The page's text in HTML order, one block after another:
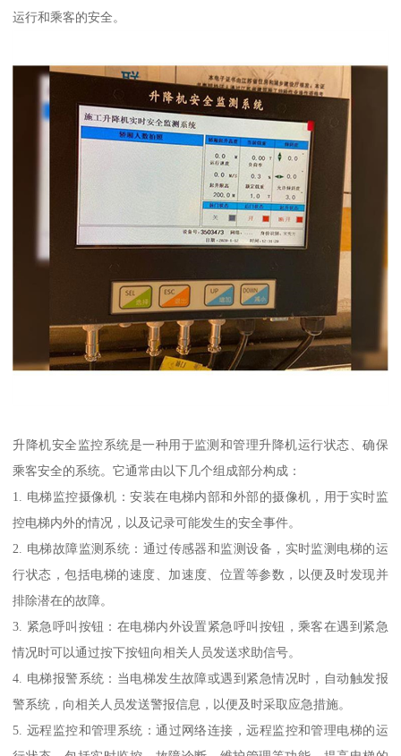
运行和乘客的安全。
升降机安全监控系统是一种用于监测和管理升降机运行状态、确保
乘客安全的系统。它通常由以下几个组成部分构成：
1. 电梯监控摄像机：安装在电梯内部和外部的摄像机，用于实时监
控电梯内外的情况，以及记录可能发生的安全事件。
2. 电梯故障监测系统：通过传感器和监测设备，实时监测电梯的运
行状态，包括电梯的速度、加速度、位置等参数，以便及时发现并
排除潜在的故障。
3. 紧急呼叫按钮：在电梯内外设置紧急呼叫按钮，乘客在遇到紧急
情况时可以通过按下按钮向相关人员发送求助信号。
4. 电梯报警系统：当电梯发生故障或遇到紧急情况时，自动触发报
警系统，向相关人员发送警报信息，以便及时采取应急措施。
5. 远程监控和管理系统：通过网络连接，远程监控和管理电梯的运